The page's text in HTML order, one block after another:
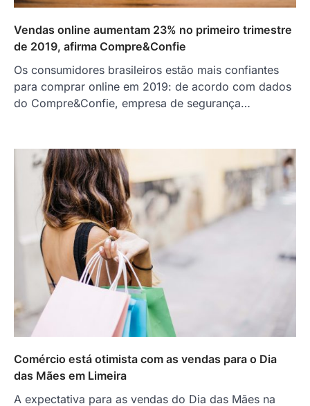
Vendas online aumentam 23% no primeiro trimestre
de 2019, afirma Compre&Confie
Os consumidores brasileiros estão mais confiantes
para comprar online em 2019: de acordo com dados
do Compre&Confie, empresa de segurança…
Comércio está otimista com as vendas para o Dia
das Mães em Limeira
A expectativa para as vendas do Dia das Mães na